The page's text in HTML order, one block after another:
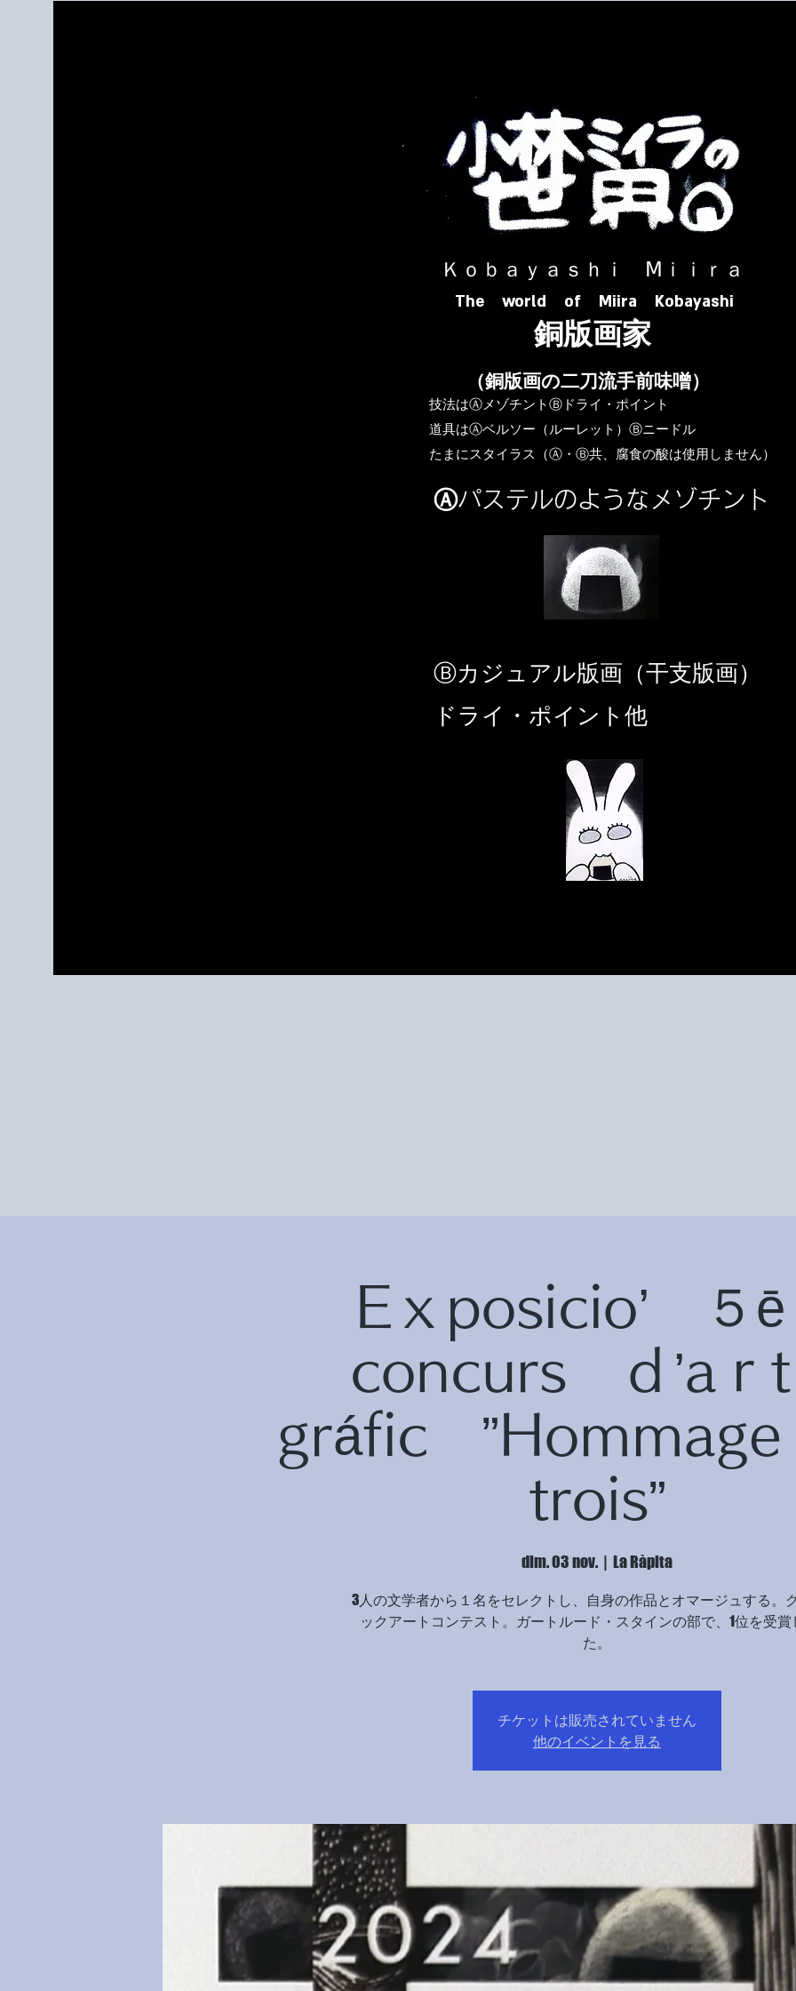
​ Ｋｏｂａｙａｓｈｉ Ⅿｉｉｒａ​
The world of Miira Kobayashi
​銅版画家
​（銅版画の二刀流手前味噌）
​技法はⒶメゾチントⒷドライ・ポイント
道具はⒶベルソー（ルーレット）Ⓑニードル
​たまにスタイラス（Ⓐ・Ⓑ共、腐食の酸は使用しません）
Ⓐパステルのようなメゾチント
​Ⓑカジュアル版画（干支版画）
ドライ・ポイント他
Eｘposicio’ ５
concurs ｄ’a
gráfic
trois”
dim. 03 nov.
  |
La Ràpita
3人の文学者から１名をセレクトし、自身の作品とオマージュする。
ックアートコンテスト。ガートルード・スタインの部で、1位を受賞
た。
チケットは販売されていません
他のイベントを見る